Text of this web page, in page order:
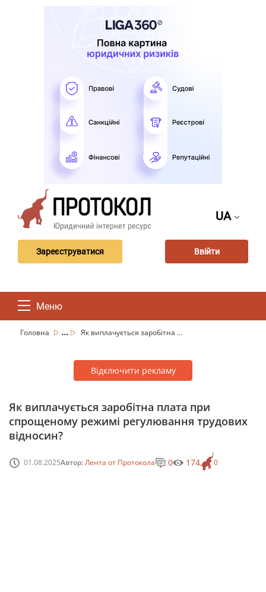
UA
Зареєструватися Ввійти
Меню
Головна ... Як виплачується заробітна ...
Відключити рекламу
Як виплачується заробітна плата при
спрощеному режимі регулювання трудових
відносин?
01.08.2025Автор:Лента от Протокола 0
0 174